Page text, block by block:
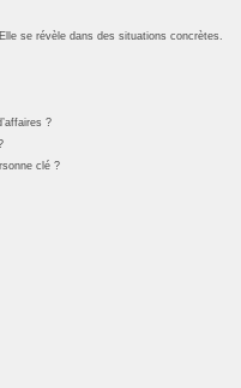
se révèle dans des situations concrètes.
?
clé ?